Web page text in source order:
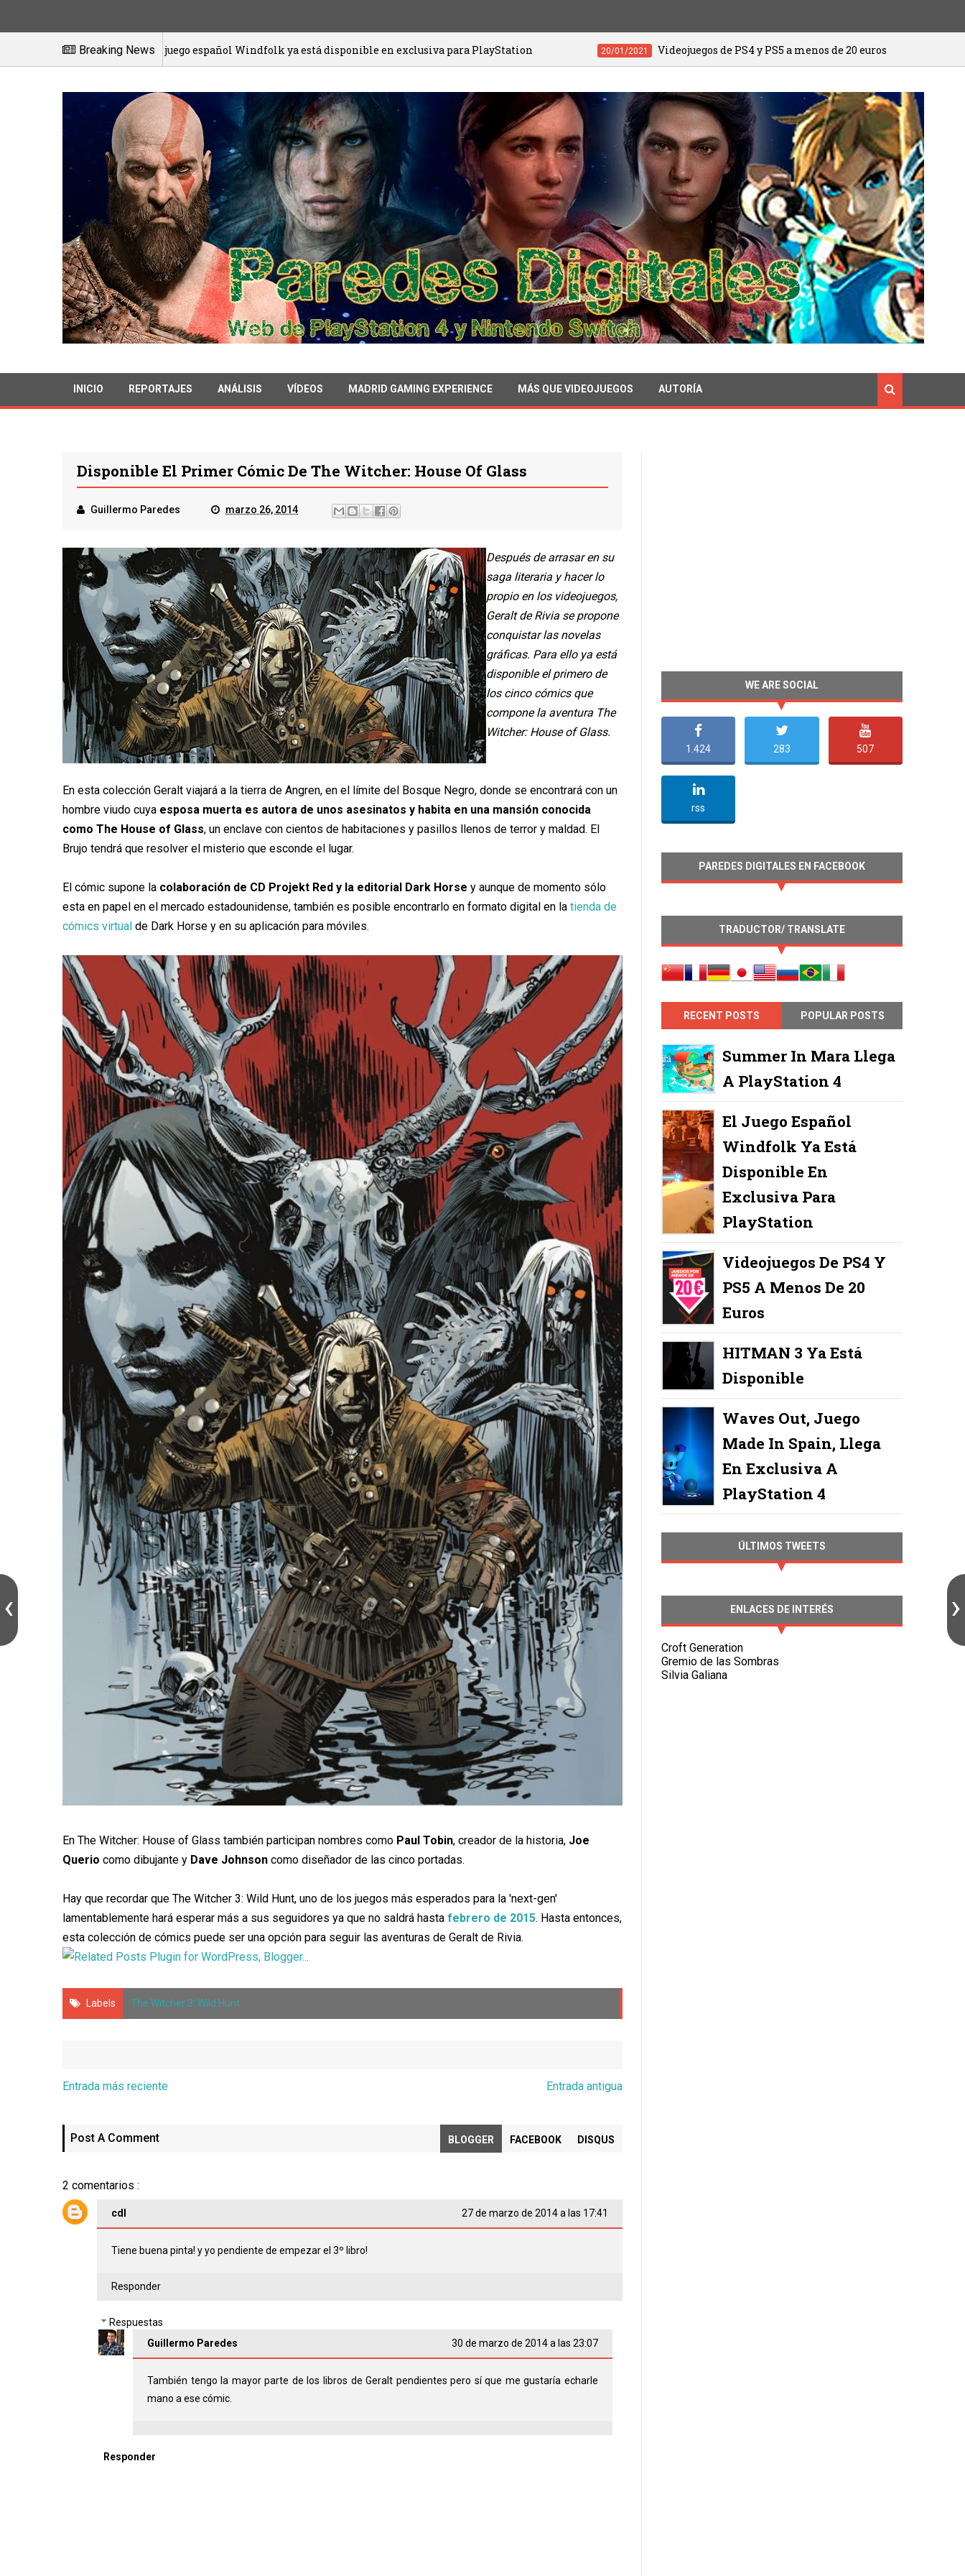
Breaking News
El juego español Windfolk ya está disponible en exclusiva para PlayStation 20/01/2021 Videojuegos de PS4 y PS5 a menos de 20 euros 20/01/2021
INICIO REPORTAJES ANÁLISIS VÍDEOS MADRID GAMING EXPERIENCE MÁS QUE VIDEOJUEGOS AUTORÍA
Disponible El Primer Cómic De The Witcher: House Of Glass
Guillermo Paredes marzo 26, 2014
Después de arrasar en su
saga literaria y hacer lo
propio en los videojuegos,
Geralt de Rivia se propone
conquistar las novelas
gráficas. Para ello ya está
disponible el primero de
los cinco cómics que
compone la aventura The
Witcher: House of Glass.
En esta colección Geralt viajará a la tierra de Angren, en el límite del Bosque Negro, donde se encontrará con un
hombre viudo cuya esposa muerta es autora de unos asesinatos y habita en una mansión conocida
como The House of Glass, un enclave con cientos de habitaciones y pasillos llenos de terror y maldad. El
Brujo tendrá que resolver el misterio que esconde el lugar.
El cómic supone la colaboración de CD Projekt Red y la editorial Dark Horse y aunque de momento sólo
esta en papel en el mercado estadounidense, también es posible encontrarlo en formato digital en la tienda de
cómics virtual de Dark Horse y en su aplicación para móviles.
En The Witcher: House of Glass también participan nombres como Paul Tobin, creador de la historia, Joe
Querio como dibujante y Dave Johnson como diseñador de las cinco portadas.
Hay que recordar que The Witcher 3: Wild Hunt, uno de los juegos más esperados para la 'next-gen'
lamentablemente hará esperar más a sus seguidores ya que no saldrá hasta febrero de 2015. Hasta entonces,
esta colección de cómics puede ser una opción para seguir las aventuras de Geralt de Rivia.
Labels The Witcher 3: Wild Hunt
Entrada más reciente Entrada antigua
Post A Comment BLOGGER FACEBOOK DISQUS
2 comentarios :
cdl 27 de marzo de 2014 a las 17:41
Tiene buena pinta! y yo pendiente de empezar el 3º libro!
Responder
Respuestas
Guillermo Paredes
30 de marzo de 2014 a las 23:07
También tengo la mayor parte de los libros de Geralt pendientes pero sí que me gustaría echarle
mano a ese cómic.
Responder
WE ARE SOCIAL
1.424 283 507
rss
PAREDES DIGITALES EN FACEBOOK
TRADUCTOR/ TRANSLATE
RECENT POSTS POPULAR POSTS
Summer In Mara Llega
A PlayStation 4
El Juego Español
Windfolk Ya Está
Disponible En
Exclusiva Para
PlayStation
Videojuegos De PS4 Y
PS5 A Menos De 20
Euros
HITMAN 3 Ya Está
Disponible
Waves Out, Juego
Made In Spain, Llega
En Exclusiva A
PlayStation 4
ÚLTIMOS TWEETS
ENLACES DE INTERÉS
Croft Generation
Gremio de las Sombras
Silvia Galiana